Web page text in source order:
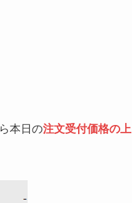
本日の注文受付価格の上